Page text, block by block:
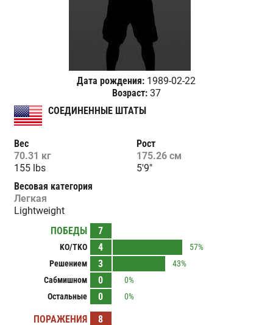
Дата рождения: 1989-02-22
Возраст:37
СОЕДИНЕННЫЕ ШТАТЫ
Вес
70.31 кг
155 lbs
Рост
175.26 см
5'9"
Весовая категория
Легкая
Lightweight
ПОБЕДЫ
7
KO/TKO 4
57%
Решением
3
43%
Сабмишном
0
0%
Остальные
0 0%
ПОРАЖЕНИЯ 8